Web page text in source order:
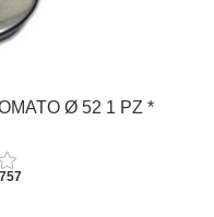
Ø 52 1 PZ *